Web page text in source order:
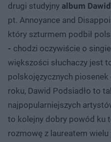
drugi studyjny album
pt. Annoyance and
który szturmem podbił
- chodzi oczywiście o
większości słuchaczy jest
polskojęzycznych
roku, Dawid Podsiadło to
najpopularniejszych
to kolejny dobry powód ku
rozmowę z laureatem